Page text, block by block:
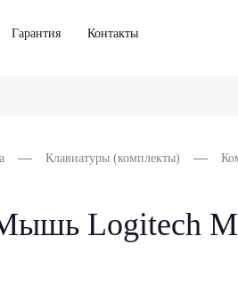
Гарантия Контакты
Клавиатуры (комплекты)
Logitech